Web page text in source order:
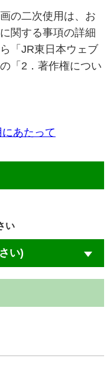
の二次使用は、お
関する事項の詳細
「JR東日本ウェブ
「2．著作権につい
あたって
い
い)